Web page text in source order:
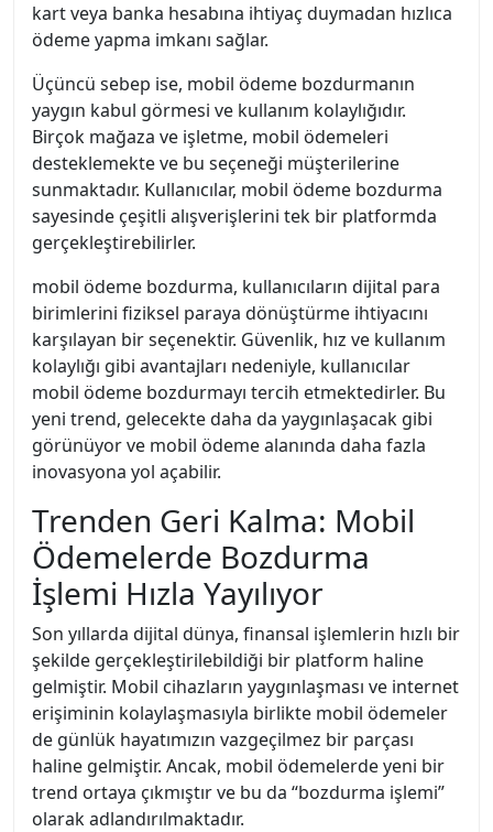
kart veya banka hesabına ihtiyaç duymadan hızlıca
ödeme yapma imkanı sağlar.
Üçüncü sebep ise, mobil ödeme bozdurmanın
yaygın kabul görmesi ve kullanım kolaylığıdır.
Birçok mağaza ve işletme, mobil ödemeleri
desteklemekte ve bu seçeneği müşterilerine
sunmaktadır. Kullanıcılar, mobil ödeme bozdurma
sayesinde çeşitli alışverişlerini tek bir platformda
gerçekleştirebilirler.
mobil ödeme bozdurma, kullanıcıların dijital para
birimlerini fiziksel paraya dönüştürme ihtiyacını
karşılayan bir seçenektir. Güvenlik, hız ve kullanım
kolaylığı gibi avantajları nedeniyle, kullanıcılar
mobil ödeme bozdurmayı tercih etmektedirler. Bu
yeni trend, gelecekte daha da yaygınlaşacak gibi
görünüyor ve mobil ödeme alanında daha fazla
inovasyona yol açabilir.
Trenden Geri Kalma: Mobil
Ödemelerde Bozdurma
İşlemi Hızla Yayılıyor
Son yıllarda dijital dünya, finansal işlemlerin hızlı bir
şekilde gerçekleştirilebildiği bir platform haline
gelmiştir. Mobil cihazların yaygınlaşması ve internet
erişiminin kolaylaşmasıyla birlikte mobil ödemeler
de günlük hayatımızın vazgeçilmez bir parçası
haline gelmiştir. Ancak, mobil ödemelerde yeni bir
trend ortaya çıkmıştır ve bu da “bozdurma işlemi”
olarak adlandırılmaktadır.